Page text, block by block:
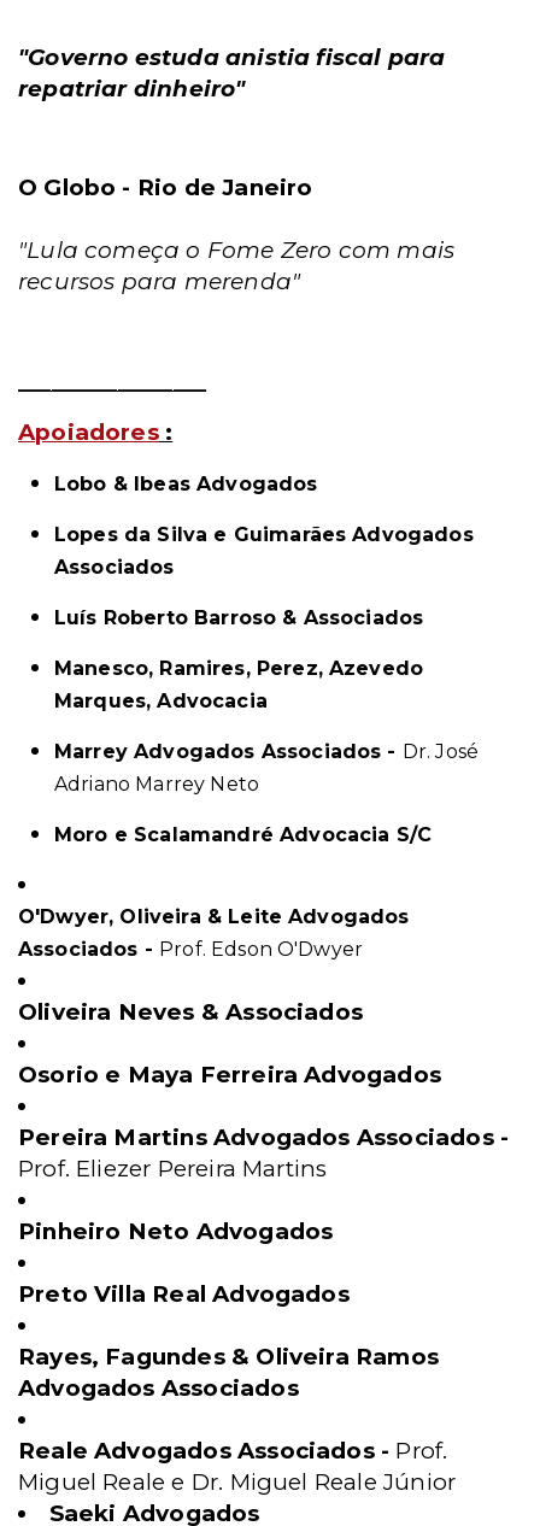
"Governo estuda anistia fiscal para
repatriar dinheiro"
O Globo - Rio de Janeiro
"Lula começa o Fome Zero com mais
recursos para merenda"
Apoiadores:
Lobo & Ibeas Advogados
Lopes da Silva e Guimarães Advogados
Associados
Luís Roberto Barroso & Associados
Manesco, Ramires, Perez, Azevedo
Marques, Advocacia
Marrey Advogados Associados - Dr. José
Adriano Marrey Neto
Moro e Scalamandré Advocacia S/C
O'Dwyer, Oliveira & Leite Advogados
Associados - Prof. Edson O'Dwyer
Oliveira Neves & Associados
Osorio e Maya Ferreira Advogados
Pereira Martins Advogados Associados -
Prof. Eliezer Pereira Martins
Pinheiro Neto Advogados
Preto Villa Real Advogados
Rayes, Fagundes & Oliveira Ramos
Advogados Associados
Reale Advogados Associados - Prof.
Miguel Reale e Dr. Miguel Reale Júnior
Saeki Advogados